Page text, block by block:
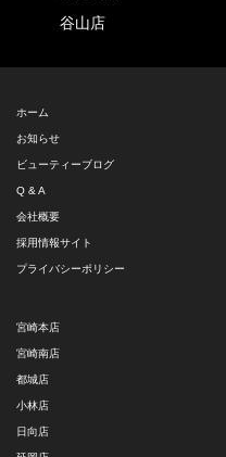
谷山店
ホーム
お知らせ
ビューティーブログ
Q & A
会社概要
採用情報サイト
プライバシーポリシー
宮崎本店
宮崎南店
都城店
小林店
日向店